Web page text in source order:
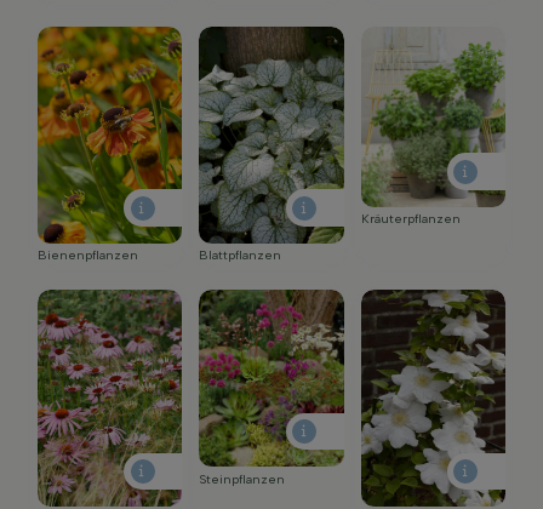
Bienenpflanzen Blattpflanzen
Kräuterpflanzen
Steinpflanzen